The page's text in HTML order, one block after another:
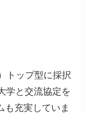
トップ型に採択
学と交流協定を
も充実していま